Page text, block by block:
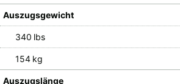
Auszugsgewicht
340 lbs
154 kg
Auszugslänge